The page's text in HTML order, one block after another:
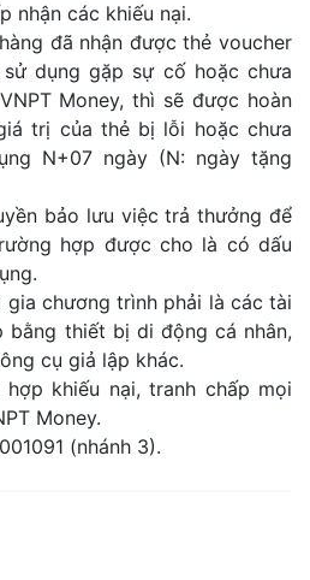
nhận các khiếu nại.
đã nhận được thẻ voucher
dụng gặp sự cố hoặc chưa
Money, thì sẽ được hoàn
trị của thẻ bị lỗi hoặc chưa
N+07 ngày (N: ngày tặng
bảo lưu việc trả thưởng để
hợp được cho là có dấu
chương trình phải là các tài
bằng thiết bị di động cá nhân,
cụ giả lập khác.
khiếu nại, tranh chấp mọi
Money.
(nhánh 3).